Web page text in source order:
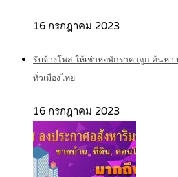
16 กรกฎาคม 2023
รับจ้างโพส ให้เช่าหอพักราคาถูก ค้นหา
ทั่วเมืองไทย
16 กรกฎาคม 2023